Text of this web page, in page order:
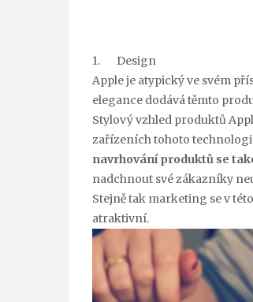
1. Design
Apple je atypický ve svém
elegance dodává těmto
Stylový vzhled produktů
zařízeních tohoto
navrhování produktů se
nadchnout své zákazníky
Stejně tak marketing se v
atraktivní.